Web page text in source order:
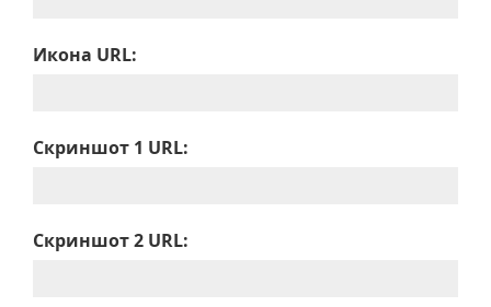
Икона URL:
Скриншот 1 URL:
Скриншот 2 URL: